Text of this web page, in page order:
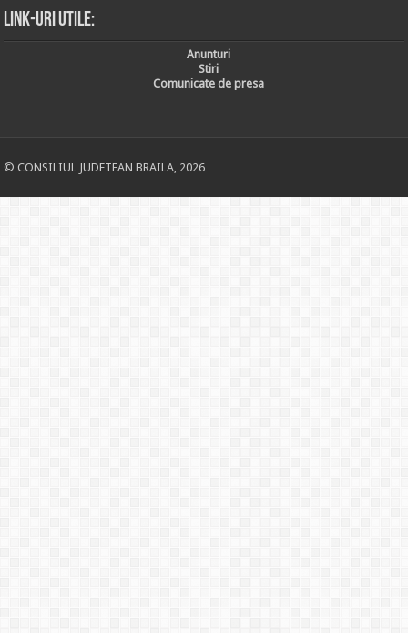
Link-uri utile:
Anunturi
Stiri
Comunicate de presa
© CONSILIUL JUDETEAN BRAILA, 2026